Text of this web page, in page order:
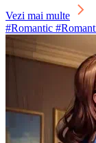
Vezi mai multe
#Romantic